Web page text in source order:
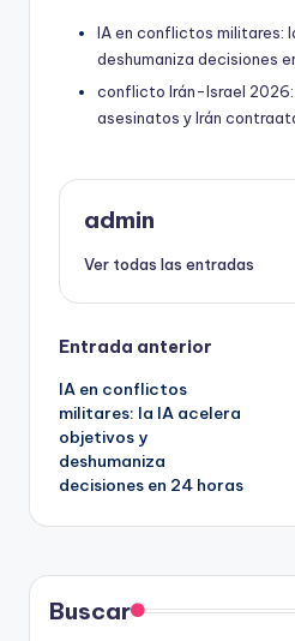
IA en conflictos militares:
deshumaniza decisiones
conflicto Irán-Israel
asesinatos y Irán
admin
Ver todas las entradas
Navegación
de
entradas
Entrada anterior
IA en conflictos
militares: la IA acelera
objetivos y
deshumaniza
decisiones en 24 horas
Buscar